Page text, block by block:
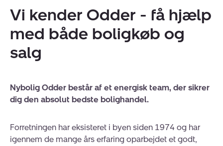
Vi kender Odder - få hjælp
med både boligkøb og
salg
Nybolig Odder består af et energisk team, der sikrer
dig den absolut bedste bolighandel.
Forretningen har eksisteret i byen siden 1974 og har
igennem de mange års erfaring oparbejdet et godt,